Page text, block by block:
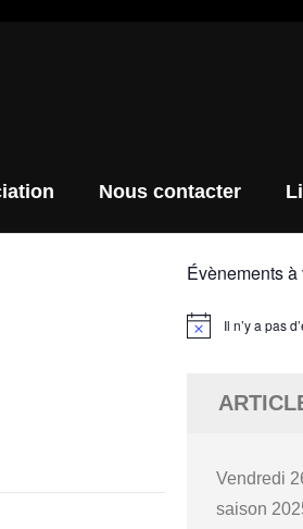
Nous contacter
Évènements à
Notice Il n’y a pas
Vendredi
saison